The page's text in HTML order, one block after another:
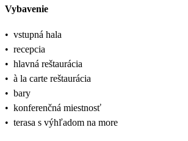
Vybavenie
• vstupná hala
• recepcia
• hlavná reštaurácia
• à la carte reštaurácia
• bary
• konferenčná miestnosť
• terasa s výhľadom na more